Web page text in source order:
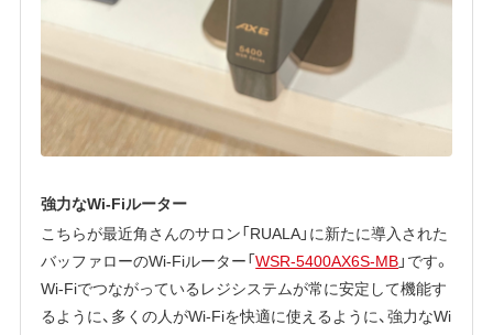
強力なWi-Fiルーター
こちらが最近角さんのサロン「RUALA」に新たに導入された
バッファローのWi-Fiルーター「WSR-5400AX6S-MB」です。
Wi-Fiでつながっているレジシステムが常に安定して機能す
るように、多くの人がWi-Fiを快適に使えるように、強力なWi